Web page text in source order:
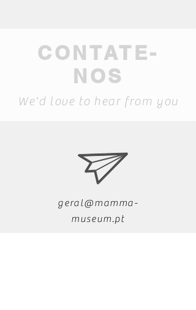
CONTATE-
NOS
We'd love to hear from you
geral@mamma-
museum.pt